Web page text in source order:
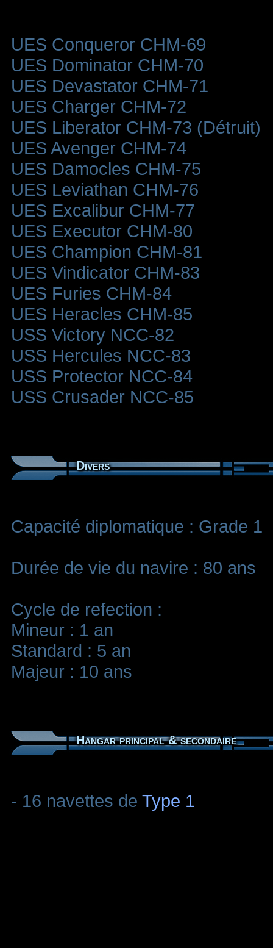
UES Conqueror CHM-69
UES Dominator CHM-70
UES Devastator CHM-71
UES Charger CHM-72
UES Liberator CHM-73 (Détruit)
UES Avenger CHM-74
UES Damocles CHM-75
UES Leviathan CHM-76
UES Excalibur CHM-77
UES Executor CHM-80
UES Champion CHM-81
UES Vindicator CHM-83
UES Furies CHM-84
UES Heracles CHM-85
USS Victory NCC-82
USS Hercules NCC-83
USS Protector NCC-84
USS Crusader NCC-85
Divers
Capacité diplomatique : Grade 1
Durée de vie du navire : 80 ans
Cycle de refection :
Mineur : 1 an
Standard : 5 an
Majeur : 10 ans
Hangar principal & secondaire
- 16 navettes de Type 1